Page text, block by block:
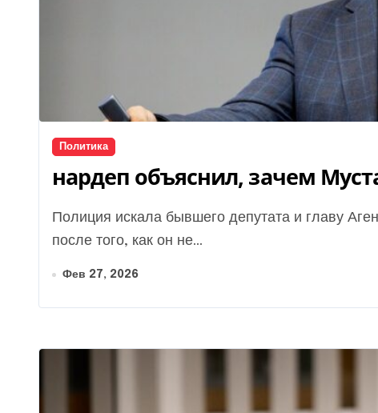
Политика
нардеп объяснил, зачем
Полиция искала бывшего депутата и главу Агентства восстановления Мустафу Найема
после того, как он не...
Фев 27, 2026